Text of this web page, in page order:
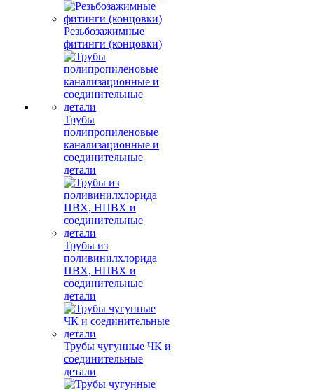
Резьбозажимные
фитинги (концовки)
Трубы
полипропиленовые
канализационные и
соединительные
детали
Трубы из
поливинилхлорида
ПВХ, НПВХ и
соединительные
детали
Трубы чугунные ЧК и
соединительные
детали